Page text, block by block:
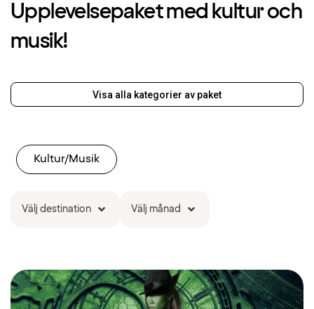
Upplevelsepaket med kultur och
musik!
Visa alla kategorier av paket
Kultur/Musik
Välj destination Välj månad